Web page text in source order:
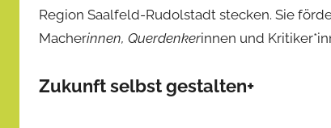
Region Saalfeld-Rudolstadt stecken. Sie
Macherinnen, Querdenkerinnen und
Zukunft selbst gestalten+